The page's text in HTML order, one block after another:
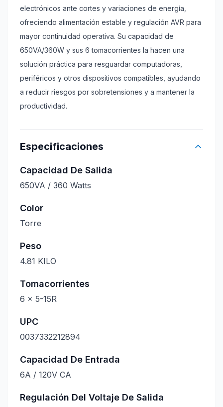
electrónicos ante cortes y variaciones de energía,
ofreciendo alimentación estable y regulación AVR para
mayor continuidad operativa. Su capacidad de
650VA/360W y sus 6 tomacorrientes la hacen una
solución práctica para resguardar computadoras,
periféricos y otros dispositivos compatibles, ayudando
a reducir riesgos por sobretensiones y a mantener la
productividad.
Especificaciones
Capacidad De Salida
650VA / 360 Watts
Color
Torre
Peso
4.81 KILO
Tomacorrientes
6 x 5-15R
UPC
0037332212894
Capacidad De Entrada
6A / 120V CA
Regulación Del Voltaje De Salida